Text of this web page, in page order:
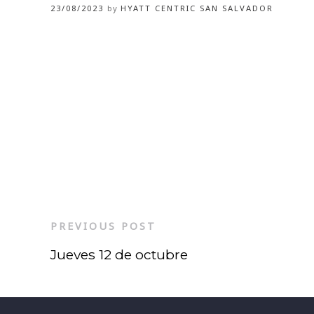
23/08/2023 by HYATT CENTRIC SAN SALVADOR
PREVIOUS POST
Jueves 12 de octubre